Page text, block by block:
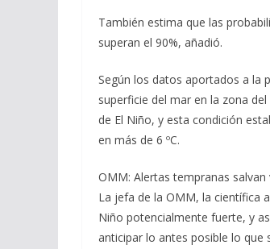
También estima que las
superan el 90%, añadió.
Según los datos aportados a la
superficie del mar en la zona
de El Niño, y esta condición
en más de 6 ºC.
OMM: Alertas tempranas salvan
La jefa de la OMM, la científica
Niño potencialmente fuerte, y
anticipar lo antes posible lo que